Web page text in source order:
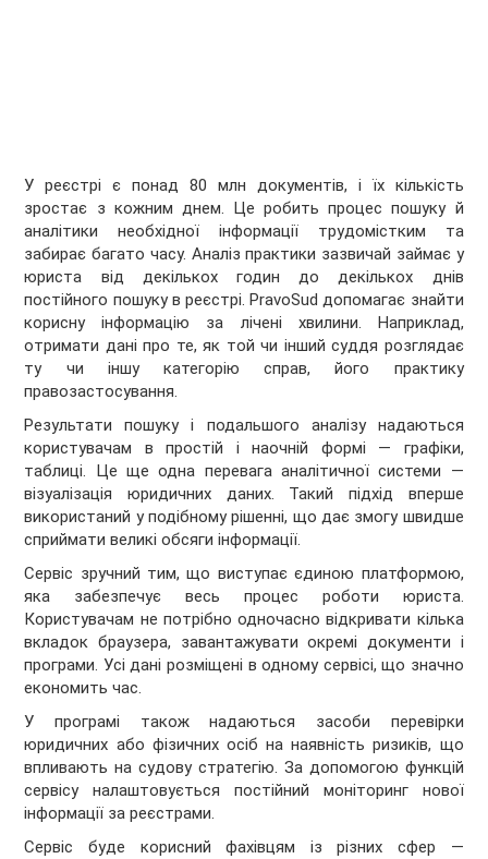
У реєстрі є понад 80 млн документів, і їх кількість
зростає з кожним днем. Це робить процес пошуку й
аналітики необхідної інформації трудомістким та
забирає багато часу. Аналіз практики зазвичай займає у
юриста від декількох годин до декількох днів
постійного пошуку в реєстрі. PravoSud допомагає знайти
корисну інформацію за лічені хвилини. Наприклад,
отримати дані про те, як той чи інший суддя розглядає
ту чи іншу категорію справ, його практику
правозастосування.
Результати пошуку і подальшого аналізу надаються
користувачам в простій і наочній формі — графіки,
таблиці. Це ще одна перевага аналітичної системи —
візуалізація юридичних даних. Такий підхід вперше
використаний у подібному рішенні, що дає змогу швидше
сприймати великі обсяги інформації.
Сервіс зручний тим, що виступає єдиною платформою,
яка забезпечує весь процес роботи юриста.
Користувачам не потрібно одночасно відкривати кілька
вкладок браузера, завантажувати окремі документи і
програми. Усі дані розміщені в одному сервісі, що значно
економить час.
У програмі також надаються засоби перевірки
юридичних або фізичних осіб на наявність ризиків, що
впливають на судову стратегію. За допомогою функцій
сервісу налаштовується постійний моніторинг нової
інформації за реєстрами.
Сервіс буде корисний фахівцям із різних сфер —